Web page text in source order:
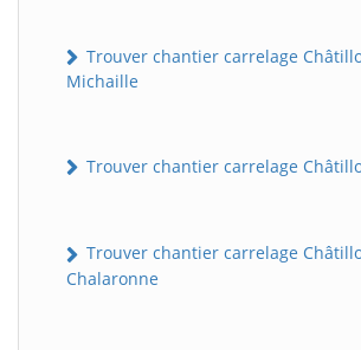
Trouver chantier carrelage
Michaille
Trouver chantier carrelage
Trouver chantier carrelage
Chalaronne